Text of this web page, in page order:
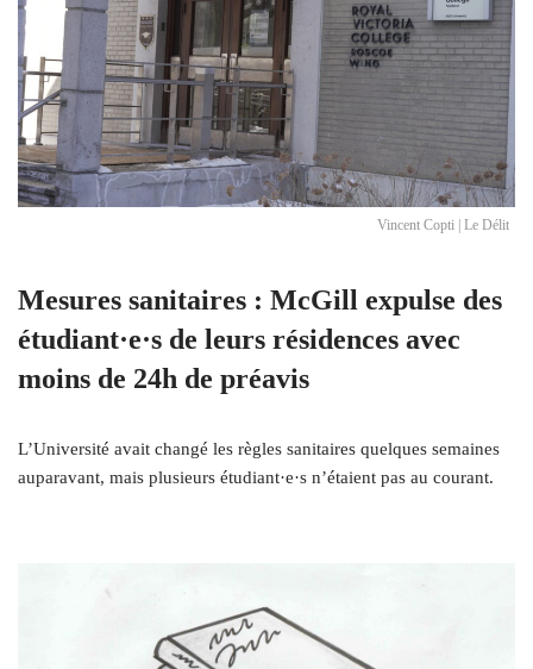
Vincent Copti | Le Délit
Mesures sanitaires : McGill expulse des
étudiant·e·s de leurs résidences avec
moins de 24h de préavis
L’Université avait changé les règles sanitaires quelques semaines
auparavant, mais plusieurs étudiant·e·s n’étaient pas au courant.